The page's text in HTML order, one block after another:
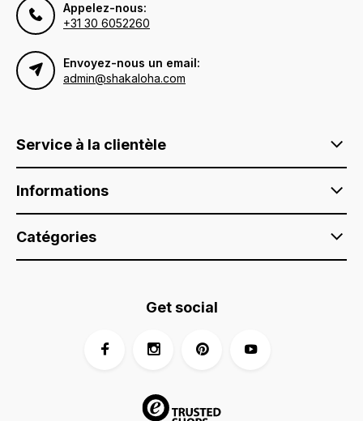
Appelez-nous:
+31 30 6052260
Envoyez-nous un email:
admin@shakaloha.com
Service à la clientèle
Informations
Catégories
Get social